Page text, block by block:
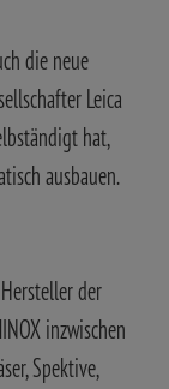
die neue
Leica
hat,
ausbauen.
der
inzwischen
Spektive,